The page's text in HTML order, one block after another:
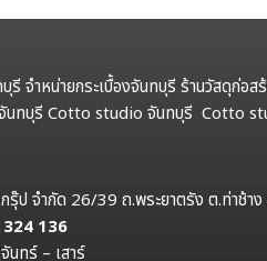
รี จำหน่ายกระเบื้องจันทบุรี ร้านวัสดุก่อ
นทบุรี Cotto studio จันทบุรี Cotto
รุ๊ป จำกัด 26/39 ถ.พระยาตรัง ต.ท่าช้า
324 136
นทร์ – เสาร์